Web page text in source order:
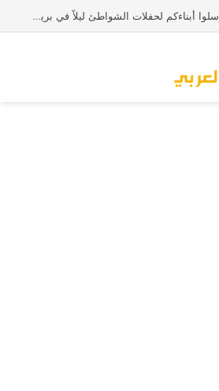
صحيفة “الميرور”: لا ترسلوا أبناءكم لحفلات الشواطئ ليلاً في بريطانيا